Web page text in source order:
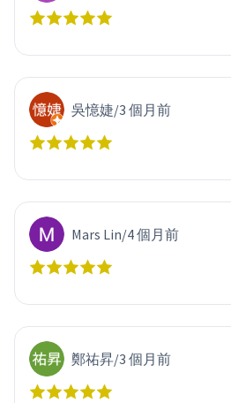
吳憶婕/3 個月前
Mars Lin/4 個月前
鄭祐昇/3 個月前